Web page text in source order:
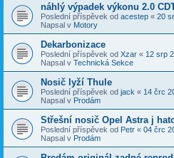
náhlý výpadek výkonu 2.0
Poslední příspěvek od acestep « 20
Napsal v Motory
Dekarbonizace
Poslední příspěvek od Xzar « 12 srp
Napsal v Technická Sekce
Nosič lyží Thule
Poslední příspěvek od jack « 14 črc
Napsal v Prodám
Střešní nosič Opel Astra j
Poslední příspěvek od Petr « 04 črc
Napsal v Prodám